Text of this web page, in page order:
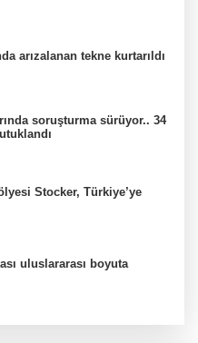
arızalanan tekne kurtarıldı
soruşturma sürüyor.. 34
Stocker, Türkiye’ye
uluslararası boyuta